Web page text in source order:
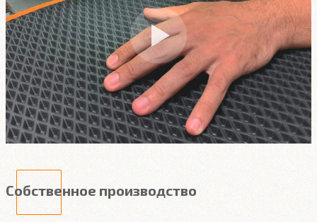
Собственное производство